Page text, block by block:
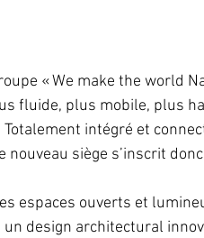
« We make the world
fluide, plus mobile, plus
intégré et
nouveau siège s’inscrit
espaces ouverts et
design architectural